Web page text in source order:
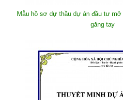
Mẫu hồ sơ dự thầu dự án đầu tư mở
găng tay